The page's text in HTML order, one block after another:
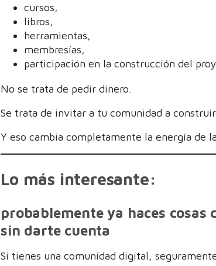
cursos,
libros,
herramientas,
membresías,
participación en la construcción del
No se trata de pedir dinero.
Se trata de invitar a tu comunidad a
Y eso cambia completamente la energía de
Lo más interesante:
probablemente ya haces
sin darte cuenta
Si tienes una comunidad digital,